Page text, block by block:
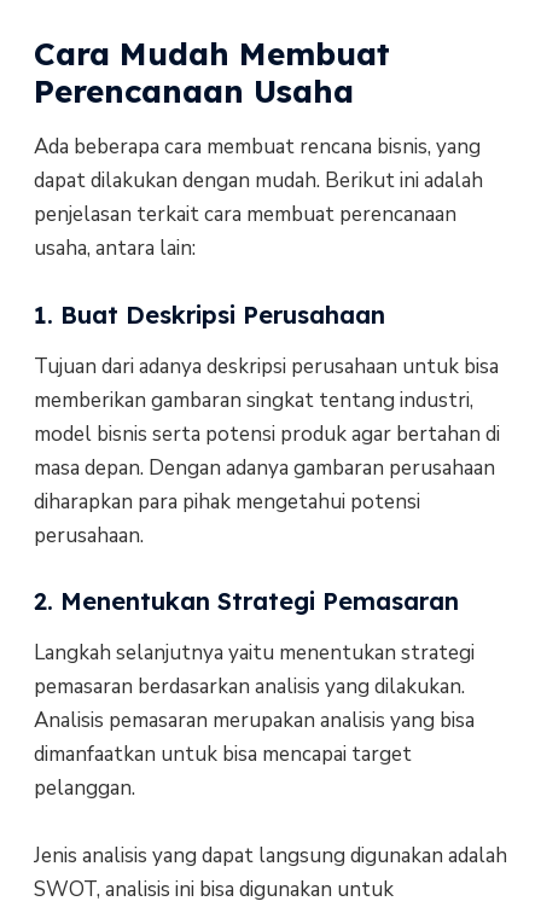
Cara Mudah Membuat
Perencanaan Usaha
Ada beberapa cara membuat rencana bisnis, yang
dapat dilakukan dengan mudah. Berikut ini adalah
penjelasan terkait cara membuat perencanaan
usaha, antara lain:
1. Buat Deskripsi Perusahaan
Tujuan dari adanya deskripsi perusahaan untuk bisa
memberikan gambaran singkat tentang industri,
model bisnis serta potensi produk agar bertahan di
masa depan. Dengan adanya gambaran perusahaan
diharapkan para pihak mengetahui potensi
perusahaan.
2. Menentukan Strategi Pemasaran
Langkah selanjutnya yaitu menentukan strategi
pemasaran berdasarkan analisis yang dilakukan.
Analisis pemasaran merupakan analisis yang bisa
dimanfaatkan untuk bisa mencapai target
pelanggan.
Jenis analisis yang dapat langsung digunakan adalah
SWOT, analisis ini bisa digunakan untuk